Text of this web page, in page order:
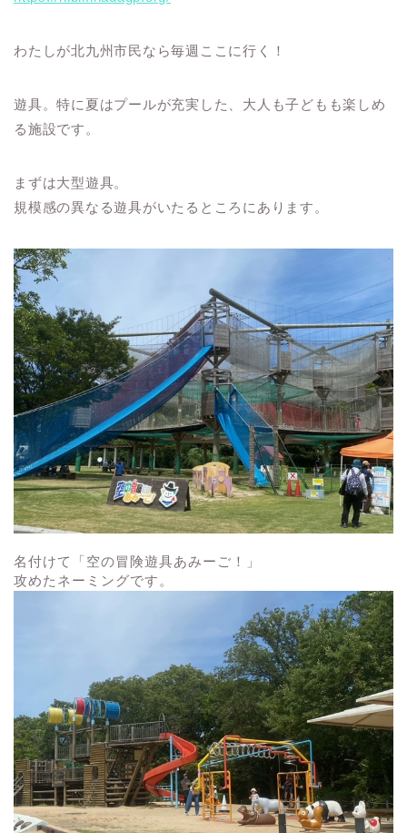
わたしが北九州市民なら毎週ここに行く！
遊具。特に夏はプールが充実した、大人も子どもも楽しめ
る施設です。
まずは大型遊具。
規模感の異なる遊具がいたるところにあります。
名付けて「空の冒険遊具あみーご！」
攻めたネーミングです。